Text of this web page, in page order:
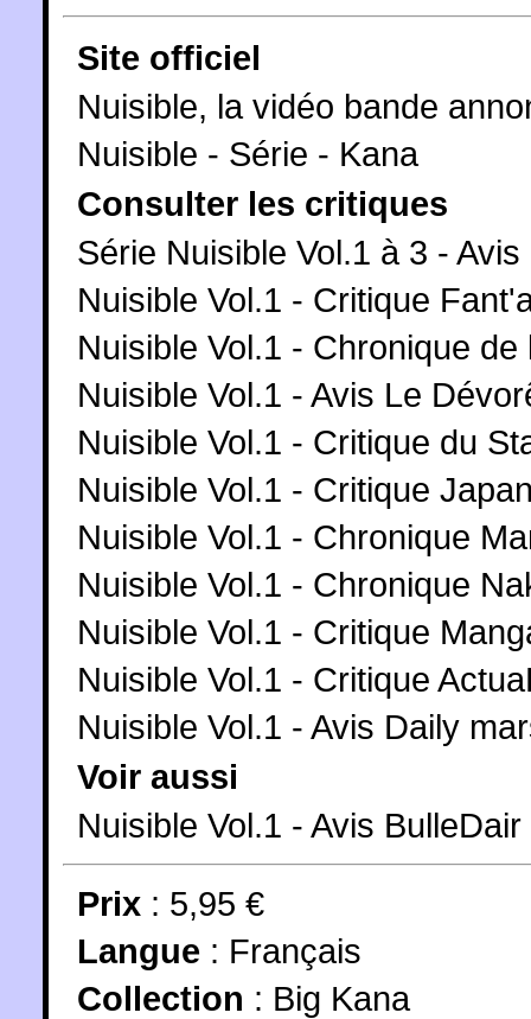
Site officiel
Nuisible, la vidéo bande
Nuisible - Série - Kana
Consulter les critiques
Série Nuisible Vol.1 à 3 -
Nuisible Vol.1 - Critique
Nuisible Vol.1 - Chronique de
Nuisible Vol.1 - Avis Le
Nuisible Vol.1 - Critique du
Nuisible Vol.1 - Critique
Nuisible Vol.1 - Chronique
Nuisible Vol.1 - Chronique
Nuisible Vol.1 - Critique
Nuisible Vol.1 - Critique
Nuisible Vol.1 - Avis Daily
Voir aussi
Nuisible Vol.1 - Avis BulleDair
Prix : 5,95 €
Langue : Français
Collection : Big Kana